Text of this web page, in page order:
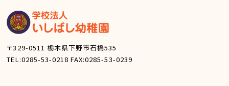
〒329-0511 栃木県下野市石橋535
TEL:0285-53-0218 FAX:0285-53-0239